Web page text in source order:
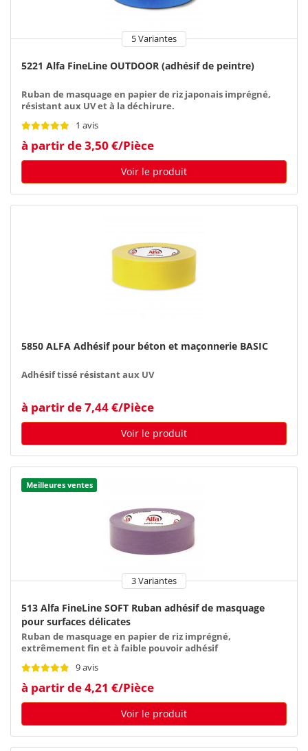
5 Variantes
5221 Alfa FineLine OUTDOOR (adhésif de peintre)
Ruban de masquage en papier de riz japonais imprégné,
résistant aux UV et à la déchirure.
1 avis
à partir de 3,50 €/Pièce
Voir le produit
5850 ALFA Adhésif pour béton et maçonnerie BASIC
Adhésif tissé résistant aux UV
à partir de 7,44 €/Pièce
Voir le produit
Meilleures ventes
3 Variantes
513 Alfa FineLine SOFT Ruban adhésif de masquage
pour surfaces délicates
Ruban de masquage en papier de riz imprégné,
extrêmement fin et à faible pouvoir adhésif
9 avis
à partir de 4,21 €/Pièce
Voir le produit